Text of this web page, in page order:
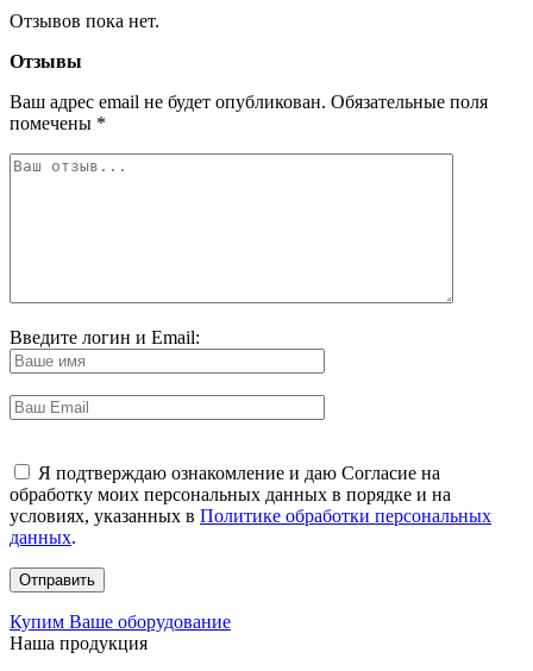
Отзывов пока нет.
Отзывы
Ваш адрес email не будет опубликован. Обязательные поля
помечены *
Введите логин и Email:
Я подтверждаю ознакомление и даю Согласие на
обработку моих персональных данных в порядке и на
условиях, указанных в Политике обработки персональных
данных.
Купим Ваше оборудование
Наша продукция